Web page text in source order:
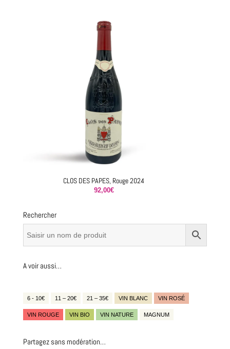
CLOS DES PAPES, Rouge 2024
92,00€
Rechercher
A voir aussi…
6 - 10€ 11 – 20€ 21 – 35€ VIN BLANC VIN ROSÉ
VIN ROUGE VIN BIO VIN NATURE MAGNUM
Partagez sans modération…